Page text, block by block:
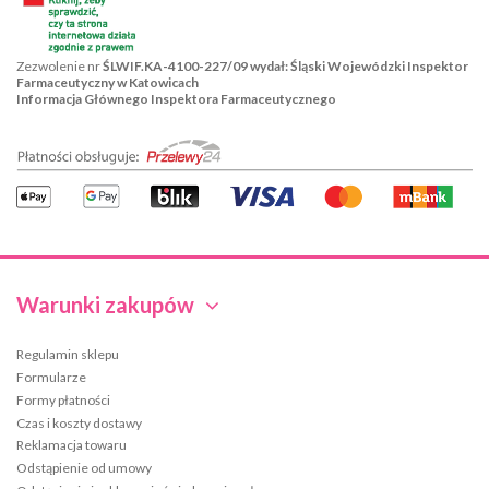
Warunki zakupów
Regulamin sklepu
Formularze
Formy płatności
Czas i koszty dostawy
Reklamacja towaru
Odstąpienie od umowy
Zezwolenie nrŚLWIF.KA-4100-227/09 wydał: Śląski Wojewódzki Inspektor
Farmaceutyczny w Katowicach
Informacja Głównego Inspektora Farmaceutycznego